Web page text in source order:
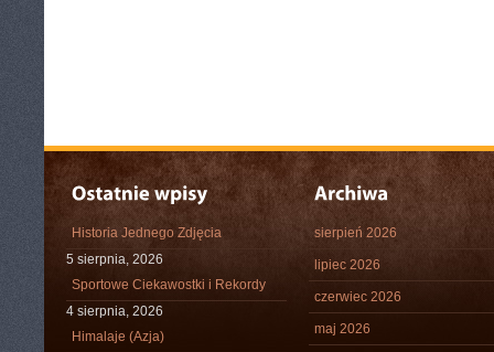
Historia Jednego Zdjęcia
5 sierpnia, 2026
Sportowe Ciekawostki i Rekordy
4 sierpnia, 2026
Himalaje (Azja)
sierpień 2026
lipiec 2026
czerwiec 2026
maj 2026